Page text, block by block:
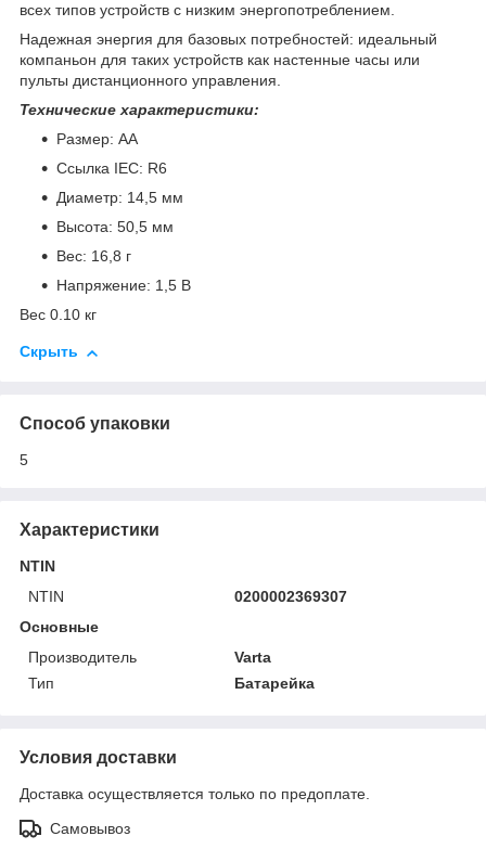
всех типов устройств с низким энергопотреблением.
Надежная энергия для базовых потребностей: идеальный
компаньон для таких устройств как настенные часы или
пульты дистанционного управления.
Технические характеристики:
Размер: АА
Ссылка IEC: R6
Диаметр: 14,5 мм
Высота: 50,5 мм
Вес: 16,8 г
Напряжение: 1,5 В
Вес 0.10 кг
Скрыть
Способ упаковки
5
Характеристики
NTIN
NTIN
0200002369307
Основные
Производитель
Varta
Тип
Батарейка
Условия доставки
Доставка осуществляется только по предоплате.
Самовывоз